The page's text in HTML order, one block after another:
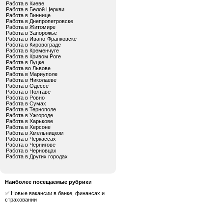
Работа в Киеве
Работа в Белой Церкви
Работа в Виннице
Работа в Днепропетровске
Работа в Житомире
Работа в Запорожье
Работа в Ивано-Франковске
Работа в Кировограде
Работа в Кременчуге
Работа в Кривом Роге
Работа в Луцке
Работа во Львове
Работа в Мариуполе
Работа в Николаеве
Работа в Одессе
Работа в Полтаве
Работа в Ровно
Работа в Сумах
Работа в Тернополе
Работа в Ужгороде
Работа в Харькове
Работа в Херсоне
Работа в Хмельницком
Работа в Черкассах
Работа в Чернигове
Работа в Черновцах
Работа в Других городах
Наиболее посещаемые рубрики
✅ Новые вакансии в банке, финансах и
страховании